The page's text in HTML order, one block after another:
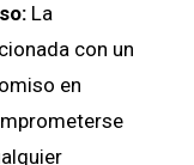
La
con un
en